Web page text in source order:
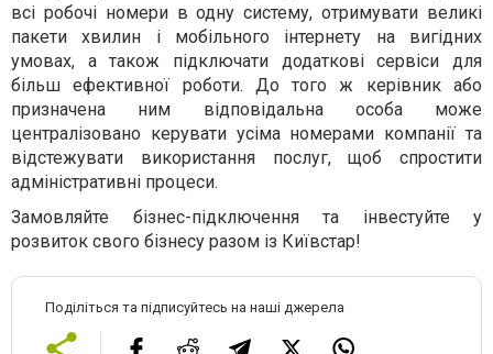
всі робочі номери в одну систему, отримувати великі
пакети хвилин і мобільного інтернету на вигідних
умовах, а також підключати додаткові сервіси для
більш ефективної роботи. До того ж керівник або
призначена ним відповідальна особа може
централізовано керувати усіма номерами компанії та
відстежувати використання послуг, щоб спростити
адміністративні процеси.
Замовляйте бізнес-підключення та інвестуйте у
розвиток свого бізнесу разом із Київстар!
Поділіться та підписуйтесь на наші джерела